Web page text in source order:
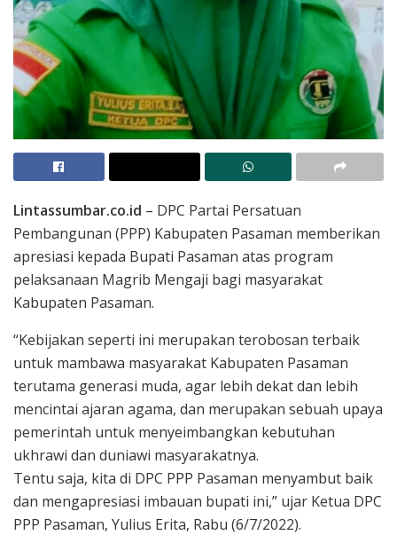
Lintassumbar.co.id – DPC Partai Persatuan
Pembangunan (PPP) Kabupaten Pasaman memberikan
apresiasi kepada Bupati Pasaman atas program
pelaksanaan Magrib Mengaji bagi masyarakat
Kabupaten Pasaman.
“Kebijakan seperti ini merupakan terobosan terbaik
untuk mambawa masyarakat Kabupaten Pasaman
terutama generasi muda, agar lebih dekat dan lebih
mencintai ajaran agama, dan merupakan sebuah upaya
pemerintah untuk menyeimbangkan kebutuhan
ukhrawi dan duniawi masyarakatnya.
Tentu saja, kita di DPC PPP Pasaman menyambut baik
dan mengapresiasi imbauan bupati ini,” ujar Ketua DPC
PPP Pasaman, Yulius Erita, Rabu (6/7/2022).